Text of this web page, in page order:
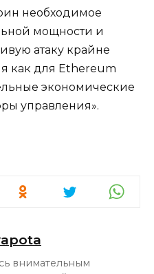
необходимое
мощности и
атаку крайне
как для Ethereum
экономические
управления».
внимательным